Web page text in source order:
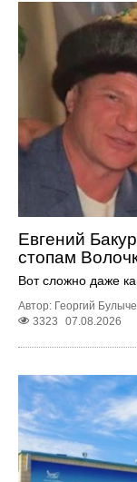
Евгений
стопам
Вот сложно даже
Автор: Георгий
3323
07.08.2026